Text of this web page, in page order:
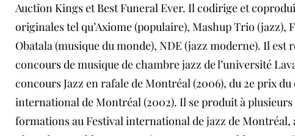
Auction Kings et Best Funeral Ever. Il codirige et
originales tel qu’Axiome (populaire), Mashup Trio
Obatala (musique du monde), NDE (jazz moderne). Il est
concours de musique de chambre jazz de l’université
concours Jazz en rafale de Montréal (2006), du 2e prix
international de Montréal (2002). Il se produit à
formations au Festival international de jazz de